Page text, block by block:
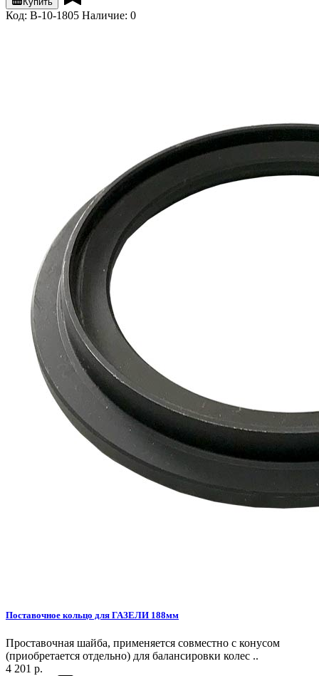
Код: B-10-1805 Наличие: 0
Поставочное кольцо для ГАЗЕЛИ 188мм
Проставочная шайба, применяется совместно с конусом
(приобретается отдельно) для балансировки колес ..
4 201 р.